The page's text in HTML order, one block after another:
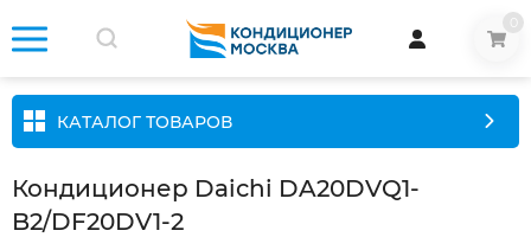
КАТАЛОГ ТОВАРОВ
Кондиционер Daichi DA20DVQ1-
B2/DF20DV1-2